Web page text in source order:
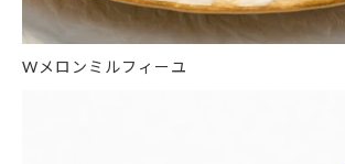
Wメロンミルフィーユ